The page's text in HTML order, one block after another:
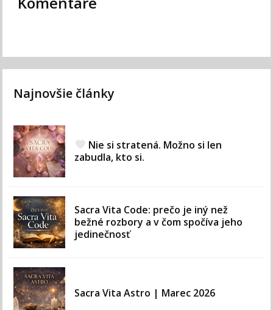
Najnovšie články
Nie si stratená. Možno si len
zabudla, kto si.
Sacra Vita Code: prečo je iný než
bežné rozbory a v čom spočíva jeho
jedinečnosť
Sacra Vita Astro | Marec 2026